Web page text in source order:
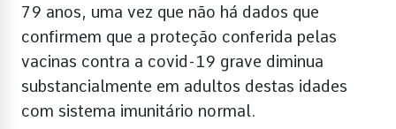
79 anos, uma vez que não há dados que
confirmem que a proteção conferida pelas
vacinas contra a covid-19 grave diminua
substancialmente em adultos destas idades
com sistema imunitário normal.